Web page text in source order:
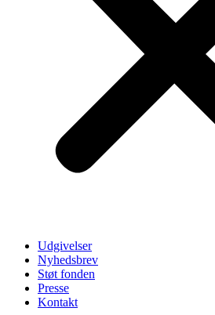
Udgivelser
Nyhedsbrev
Støt fonden
Presse
Kontakt